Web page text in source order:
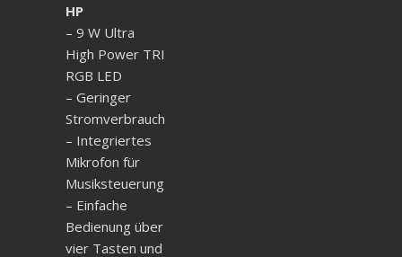
HP
– 9 W Ultra
High Power TRI
RGB LED
– Geringer
Stromverbrauch
– Integriertes
Mikrofon für
Musiksteuerung
– Einfache
Bedienung über
vier Tasten und